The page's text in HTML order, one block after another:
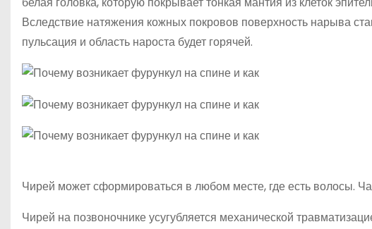
Вследствие натяжения кожных покровов поверхность нарыва
пульсация и область нароста будет горячей.
Чирей может сформироваться в любом месте, где есть волосы.
Чирей на позвоночнике усугубляется механической